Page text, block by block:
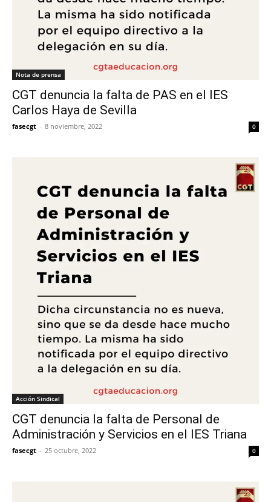
Nota de prensa
CGT denuncia la falta de PAS en el IES
Carlos Haya de Sevilla
fasecgt - 8 noviembre, 2022 0
Acción Sindical
CGT denuncia la falta de Personal de
Administración y Servicios en el IES Triana
fasecgt - 25 octubre, 2022 0